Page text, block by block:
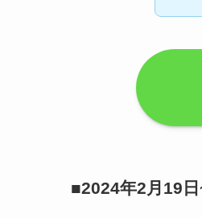
■2024年2月19